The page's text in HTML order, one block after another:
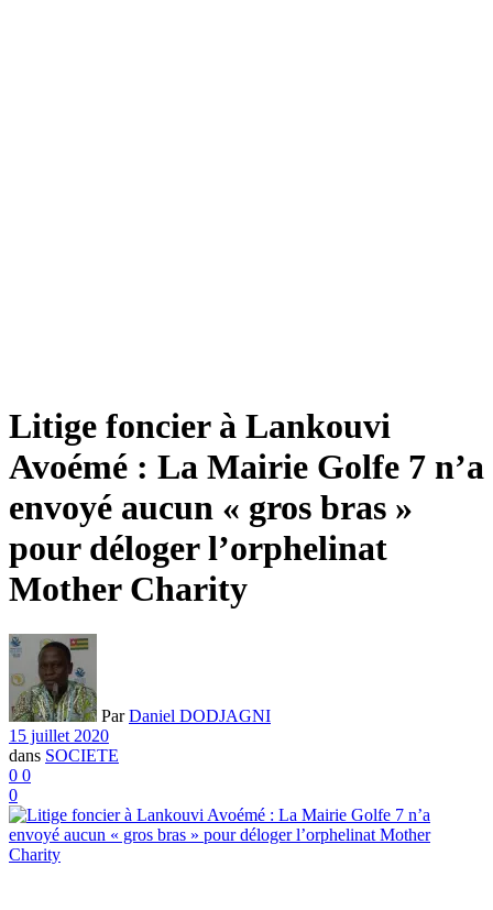
Litige foncier à Lankouvi
Avoémé : La Mairie Golfe 7 n’a
envoyé aucun « gros bras »
pour déloger l’orphelinat
Mother Charity
Par Daniel DODJAGNI
15 juillet 2020
dans SOCIETE
0 0
0